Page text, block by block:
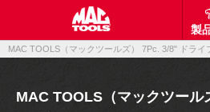
製
MAC TOOLS（マックツール